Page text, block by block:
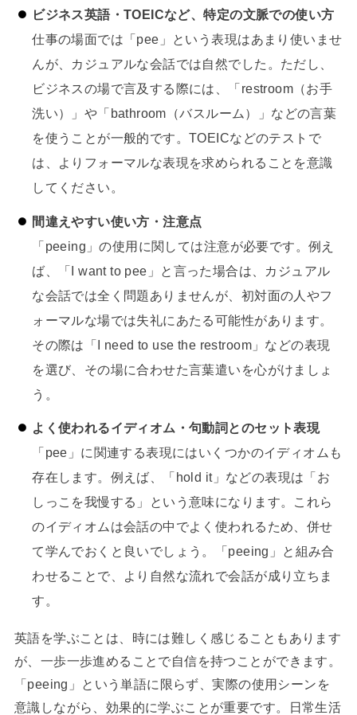
ビジネス英語・TOEICなど、特定の文脈での使い方
仕事の場面では「pee」という表現はあまり使いませ
んが、カジュアルな会話では自然でした。ただし、
ビジネスの場で言及する際には、「restroom（お手
洗い）」や「bathroom（バスルーム）」などの言葉
を使うことが一般的です。TOEICなどのテストで
は、よりフォーマルな表現を求められることを意識
してください。
間違えやすい使い方・注意点
「peeing」の使用に関しては注意が必要です。例え
ば、「I want to pee」と言った場合は、カジュアル
な会話では全く問題ありませんが、初対面の人やフ
ォーマルな場では失礼にあたる可能性があります。
その際は「I need to use the restroom」などの表現
を選び、その場に合わせた言葉遣いを心がけましょ
う。
よく使われるイディオム・句動詞とのセット表現
「pee」に関連する表現にはいくつかのイディオムも
存在します。例えば、「hold it」などの表現は「お
しっこを我慢する」という意味になります。これら
のイディオムは会話の中でよく使われるため、併せ
て学んでおくと良いでしょう。「peeing」と組み合
わせることで、より自然な流れで会話が成り立ちま
す。
英語を学ぶことは、時には難しく感じることもあります
が、一歩一歩進めることで自信を持つことができます。
「peeing」という単語に限らず、実際の使用シーンを
意識しながら、効果的に学ぶことが重要です。日常生活